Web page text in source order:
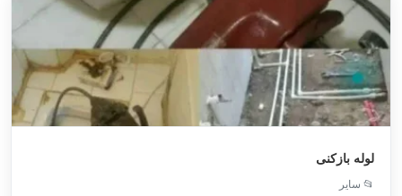
لوله بازکنی
📂 سایر